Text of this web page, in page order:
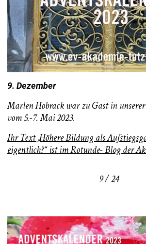
9. Dezember
Marlen Hobrack war zu Gast in
vom 5.-7. Mai 2023.
Ihr Text „Höhere Bildung als
eigentlich?“ ist im Rotunde- Blog der
9 / 24